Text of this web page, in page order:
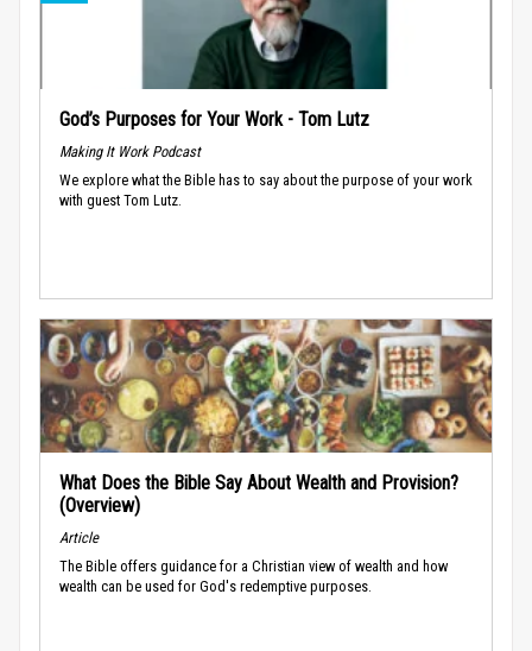
God’s Purposes for Your Work - Tom Lutz
Making It Work Podcast
We explore what the Bible has to say about the purpose of your work
with guest Tom Lutz.
What Does the Bible Say About Wealth and Provision?
(Overview)
Article
The Bible offers guidance for a Christian view of wealth and how
wealth can be used for God's redemptive purposes.